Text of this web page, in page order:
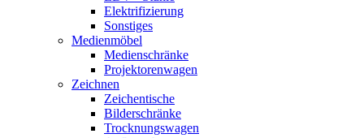
Elektrifizierung
Sonstiges
Medienmöbel
Medienschränke
Projektorenwagen
Zeichnen
Zeichentische
Bilderschränke
Trocknungswagen